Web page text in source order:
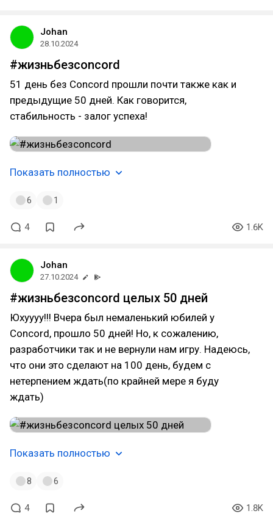
Johan
28.10.2024
#жизньбезconcord
51 день без Concord прошли почти также как и
предыдущие 50 дней. Как говорится,
стабильность - залог успеха!
Показать полностью
6 1
4 1.6K
Johan
27.10.2024
#жизньбезconcord целых 50 дней
Юхуууу!!! Вчера был немаленький юбилей у
Concord, прошло 50 дней! Но, к сожалению,
разработчики так и не вернули нам игру. Надеюсь,
что они это сделают на 100 день, будем с
нетерпением ждать(по крайней мере я буду
ждать)
Показать полностью
8 6
4 1.8K